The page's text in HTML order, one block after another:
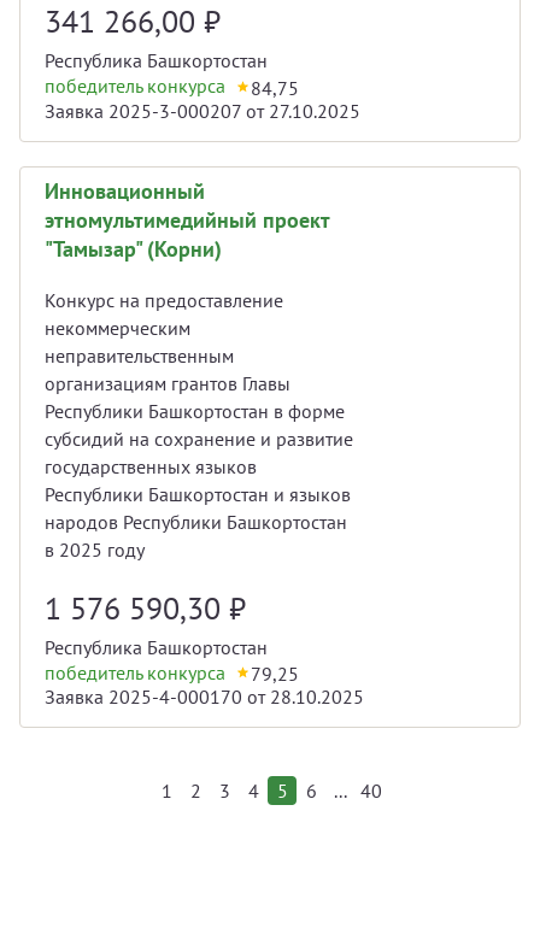
341 266,00 ₽
Республика Башкортостан
победитель конкурса
84,75
Заявка 2025-3-000207 от 27.10.2025
Инновационный
этномультимедийный проект
"Тамызар" (Корни)
Конкурс на предоставление
некоммерческим
неправительственным
организациям грантов Главы
Республики Башкортостан в форме
субсидий на сохранение и развитие
государственных языков
Республики Башкортостан и языков
народов Республики Башкортостан
в 2025 году
1 576 590,30 ₽
Республика Башкортостан
победитель конкурса
79,25
Заявка 2025-4-000170 от 28.10.2025
1 2 3 4 5 6 ... 40